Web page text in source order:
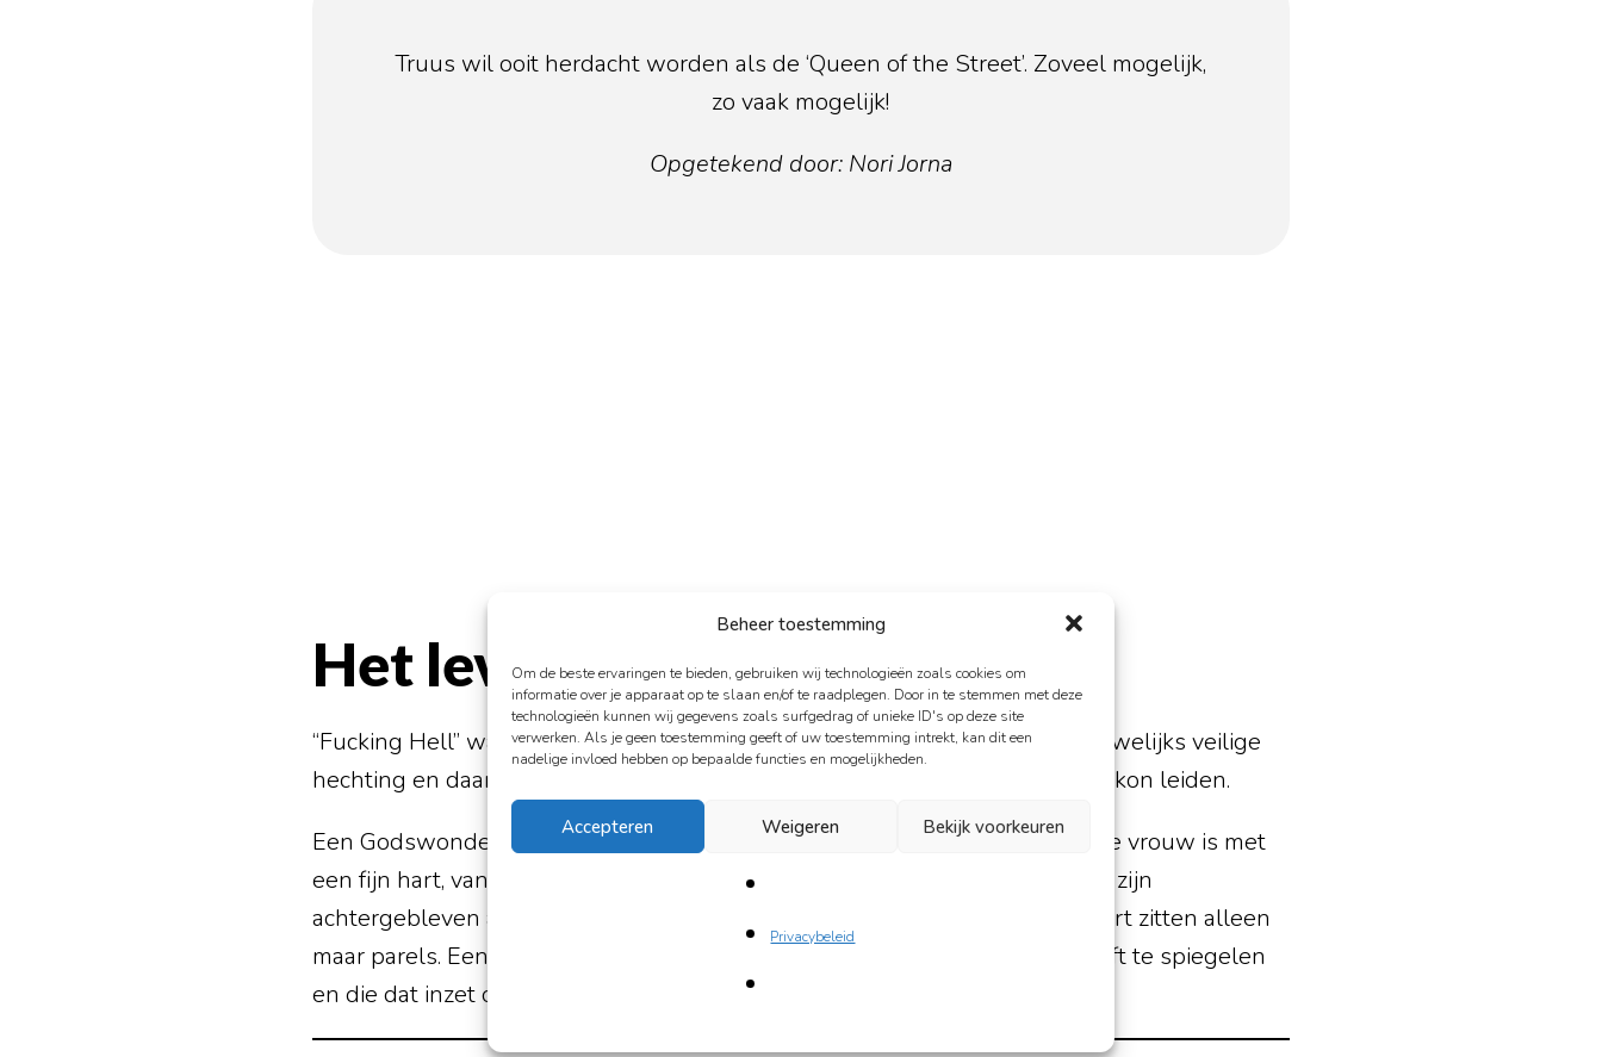
Beheer toestemming
Om de beste ervaringen te bieden, gebruiken wij technologieën zoals cookies om
informatie over je apparaat op te slaan en/of te raadplegen. Door in te stemmen met deze
technologieën kunnen wij gegevens zoals surfgedrag of unieke ID's op deze site
verwerken. Als je geen toestemming geeft of uw toestemming intrekt, kan dit een
nadelige invloed hebben op bepaalde functies en mogelijkheden.
Accepteren Weigeren Bekijk voorkeuren
Privacybeleid
Truus wil ooit herdacht worden als de ‘Queen of the Street’. Zoveel mogelijk,
zo vaak mogelijk!
Opgetekend door: Nori Jorna
Het levensverhaal vanTruus
“Fucking Hell” was het leven van Truus (1959): een erbarmelijke jeugd, nauwelijks veilige
hechting en daarna een leven op straat dat alleen maar tot zelfvernietiging kon leiden.
Een Godswonder bracht haar eruit omdat Truus een verstandige, liefdevolle vrouw is met
een fijn hart, van goud en zilver. In haar hoofd moge dan veel witte vlekken zijn
achtergebleven als souvenir van de heroïne en andere narigheid, in haar hart zitten alleen
maar parels. Een ervaringsdeskundige die dol is op rollenspel, geleerd heeft te spiegelen
en die dat inzet om anderen te helpen. Met alle liefde die ze in zich heeft.